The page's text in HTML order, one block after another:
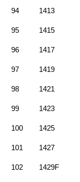
94 1413
95 1415
96 1417
97 1419
98 1421
99 1423
100 1425
101 1427
102 1429F